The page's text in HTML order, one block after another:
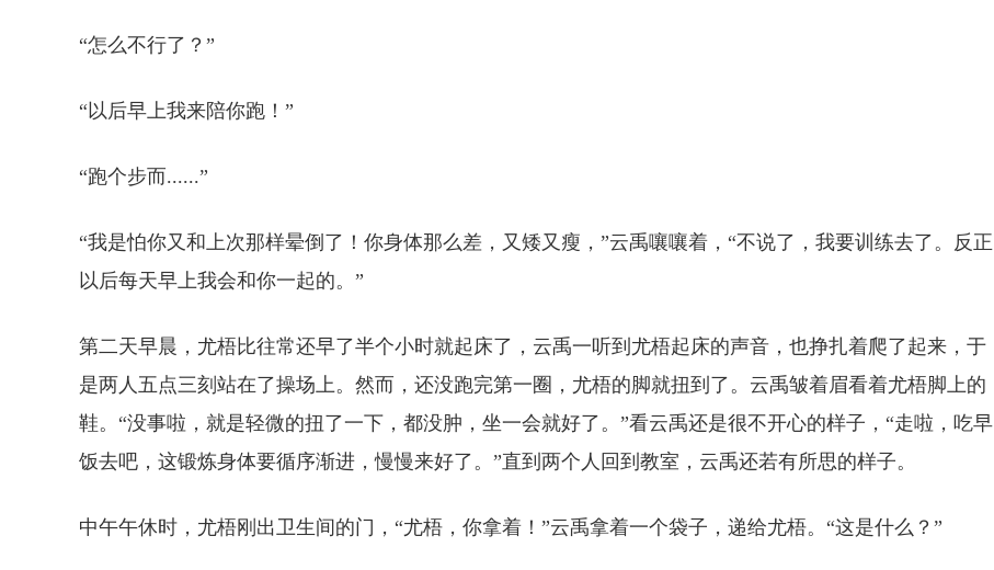
“怎么不行了？”
“以后早上我来陪你跑！”
“跑个步而......”
“我是怕你又和上次那样晕倒了！你身体那么差，又矮又瘦，”云禹嚷嚷着，“不说了，我要训练去了。反正
以后每天早上我会和你一起的。”
第二天早晨，尤梧比往常还早了半个小时就起床了，云禹一听到尤梧起床的声音，也挣扎着爬了起来，于
是两人五点三刻站在了操场上。然而，还没跑完第一圈，尤梧的脚就扭到了。云禹皱着眉看着尤梧脚上的
鞋。“没事啦，就是轻微的扭了一下，都没肿，坐一会就好了。”看云禹还是很不开心的样子，“走啦，吃早
饭去吧，这锻炼身体要循序渐进，慢慢来好了。”直到两个人回到教室，云禹还若有所思的样子。
中午午休时，尤梧刚出卫生间的门，“尤梧，你拿着！”云禹拿着一个袋子，递给尤梧。“这是什么？”